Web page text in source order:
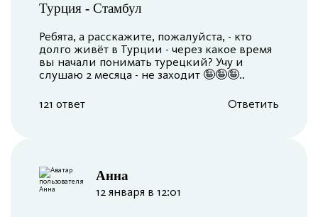
Турция - Стамбул
Ребята, а расскажите, пожалуйста, - кто
долго живёт в Турции - через какое время
вы начали понимать турецкий? Учу и
слушаю 2 месяца - не заходит 🤪🤪🤪..
121 ответ Ответить
Анна
12 января в 12:01